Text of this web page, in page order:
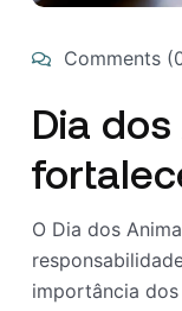
Comments
Dia
O Dia dos
importância